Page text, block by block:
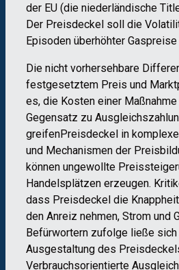
der EU (die niederländische
Der Preisdeckel soll die
Episoden überhöhter Gaspreise
Die nicht vorhersehbare
festgesetztem Preis und
es, die Kosten einer Maßnahme
Gegensatz zu
greifenPreisdeckel in komplexe
und Mechanismen der
können ungewollte
Handelsplätzen erzeugen.
dass Preisdeckel die Knappheit
den Anreiz nehmen, Strom und
Befürwortern zufolge ließe
Ausgestaltung des Preisdeckel
Verbrauchsorientierte